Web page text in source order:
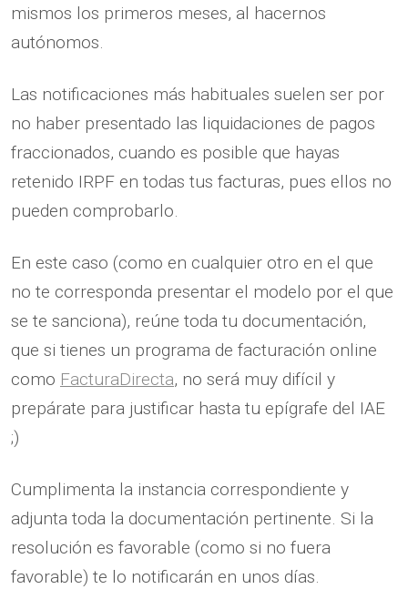
mismos los primeros meses, al hacernos
autónomos.
Las notificaciones más habituales suelen ser por
no haber presentado las liquidaciones de pagos
fraccionados, cuando es posible que hayas
retenido IRPF en todas tus facturas, pues ellos no
pueden comprobarlo.
En este caso (como en cualquier otro en el que
no te corresponda presentar el modelo por el que
se te sanciona), reúne toda tu documentación,
que si tienes un programa de facturación online
como FacturaDirecta, no será muy difícil y
prepárate para justificar hasta tu epígrafe del IAE
;)
Cumplimenta la instancia correspondiente y
adjunta toda la documentación pertinente. Si la
resolución es favorable (como si no fuera
favorable) te lo notificarán en unos días.